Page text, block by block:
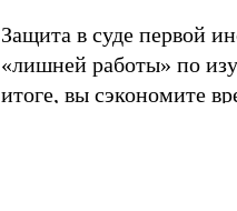
Защита в суде первой
«лишней работы» по
итоге, вы сэкономите